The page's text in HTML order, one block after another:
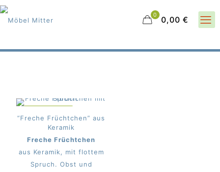
0 0,00 €
“Freche Früchtchen” aus
Keramik
Freche Früchtchen
aus Keramik, mit flottem
Spruch. Obst und